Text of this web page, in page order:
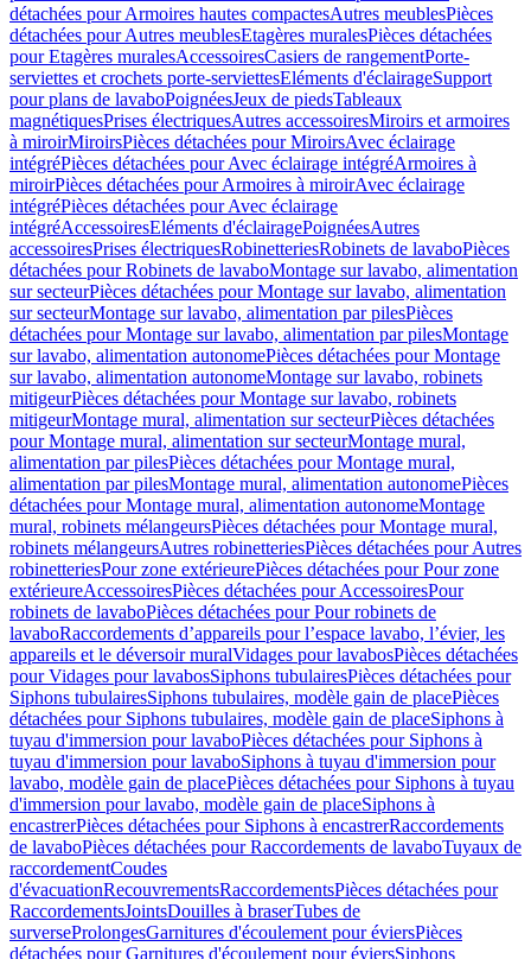
détachées pour Armoires hautes compactesAutres meublesPièces
détachées pour Autres meublesEtagères muralesPièces détachées
pour Etagères muralesAccessoiresCasiers de rangementPorte-
serviettes et crochets porte-serviettesEléments d'éclairageSupport
pour plans de lavaboPoignéesJeux de piedsTableaux
magnétiquesPrises électriquesAutres accessoiresMiroirs et armoires
à miroirMiroirsPièces détachées pour MiroirsAvec éclairage
intégréPièces détachées pour Avec éclairage intégréArmoires à
miroirPièces détachées pour Armoires à miroirAvec éclairage
intégréPièces détachées pour Avec éclairage
intégréAccessoiresEléments d'éclairagePoignéesAutres
accessoiresPrises électriquesRobinetteriesRobinets de lavaboPièces
détachées pour Robinets de lavaboMontage sur lavabo, alimentation
sur secteurPièces détachées pour Montage sur lavabo, alimentation
sur secteurMontage sur lavabo, alimentation par pilesPièces
détachées pour Montage sur lavabo, alimentation par pilesMontage
sur lavabo, alimentation autonomePièces détachées pour Montage
sur lavabo, alimentation autonomeMontage sur lavabo, robinets
mitigeurPièces détachées pour Montage sur lavabo, robinets
mitigeurMontage mural, alimentation sur secteurPièces détachées
pour Montage mural, alimentation sur secteurMontage mural,
alimentation par pilesPièces détachées pour Montage mural,
alimentation par pilesMontage mural, alimentation autonomePièces
détachées pour Montage mural, alimentation autonomeMontage
mural, robinets mélangeursPièces détachées pour Montage mural,
robinets mélangeursAutres robinetteriesPièces détachées pour Autres
robinetteriesPour zone extérieurePièces détachées pour Pour zone
extérieureAccessoiresPièces détachées pour AccessoiresPour
robinets de lavaboPièces détachées pour Pour robinets de
lavaboRaccordements d’appareils pour l’espace lavabo, l’évier, les
appareils et le déversoir muralVidages pour lavabosPièces détachées
pour Vidages pour lavabosSiphons tubulairesPièces détachées pour
Siphons tubulairesSiphons tubulaires, modèle gain de placePièces
détachées pour Siphons tubulaires, modèle gain de placeSiphons à
tuyau d'immersion pour lavaboPièces détachées pour Siphons à
tuyau d'immersion pour lavaboSiphons à tuyau d'immersion pour
lavabo, modèle gain de placePièces détachées pour Siphons à tuyau
d'immersion pour lavabo, modèle gain de placeSiphons à
encastrerPièces détachées pour Siphons à encastrerRaccordements
de lavaboPièces détachées pour Raccordements de lavaboTuyaux de
raccordementCoudes
d'évacuationRecouvrementsRaccordementsPièces détachées pour
RaccordementsJointsDouilles à braserTubes de
surverseProlongesGarnitures d'écoulement pour éviersPièces
détachées pour Garnitures d'écoulement pour éviersSiphons